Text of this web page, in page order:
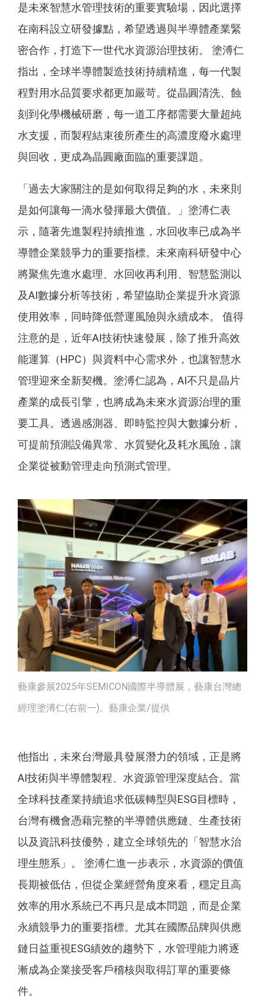
是未來智慧水管理技術的重要實驗場，因此選擇
在南科設立研發據點，希望透過與半導體產業緊
密合作，打造下一世代水資源治理技術。 塗溥仁
指出，全球半導體製造技術持續精進，每一代製
程對用水品質要求都更加嚴苛。從晶圓清洗、蝕
刻到化學機械研磨，每一道工序都需要大量超純
水支援，而製程結束後所產生的高濃度廢水處理
與回收，更成為晶圓廠面臨的重要課題。
「過去大家關注的是如何取得足夠的水，未來則
是如何讓每一滴水發揮最大價值。」塗溥仁表
示，隨著先進製程持續推進，水回收率已成為半
導體企業競爭力的重要指標。未來南科研發中心
將聚焦先進水處理、水回收再利用、智慧監測以
及AI數據分析等技術，希望協助企業提升水資源
使用效率，同時降低營運風險與永續成本。 值得
注意的是，近年AI技術快速發展，除了推升高效
能運算（HPC）與資料中心需求外，也讓智慧水
管理迎來全新契機。塗溥仁認為，AI不只是晶片
產業的成長引擎，也將成為未來水資源治理的重
要工具。透過感測器、即時監控與大數據分析，
可提前預測設備異常、水質變化及耗水風險，讓
企業從被動管理走向預測式管理。
藝康參展2025年SEMICON國際半導體展，藝康台灣總
經理塗溥仁(右前一)。藝康企業/提供
他指出，未來台灣最具發展潛力的領域，正是將
AI技術與半導體製程、水資源管理深度結合。當
全球科技產業持續追求低碳轉型與ESG目標時，
台灣有機會憑藉完整的半導體供應鏈、生產技術
以及資訊科技優勢，建立全球領先的「智慧水治
理生態系」。 塗溥仁進一步表示，水資源的價值
長期被低估，但從企業經營角度來看，穩定且高
效率的用水系統已不再只是成本問題，而是企業
永續競爭力的重要指標。尤其在國際品牌與供應
鏈日益重視ESG績效的趨勢下，水管理能力將逐
漸成為企業接受客戶稽核與取得訂單的重要條
件。